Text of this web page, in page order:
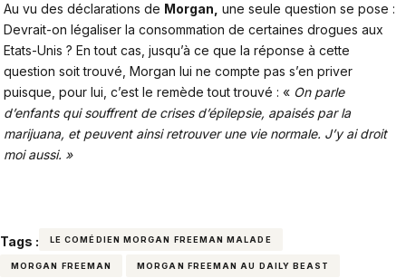
Au vu des déclarations de Morgan, une seule question se pose :
Devrait-on légaliser la consommation de certaines drogues aux
Etats-Unis ? En tout cas, jusqu’à ce que la réponse à cette
question soit trouvé, Morgan lui ne compte pas s’en priver
puisque, pour lui, c’est le remède tout trouvé : « On parle
d’enfants qui souffrent de crises d’épilepsie, apaisés par la
marijuana, et peuvent ainsi retrouver une vie normale. J’y ai droit
moi aussi. »
Tags : LE COMÉDIEN MORGAN FREEMAN MALADE
MORGAN FREEMAN MORGAN FREEMAN AU DAILY BEAST